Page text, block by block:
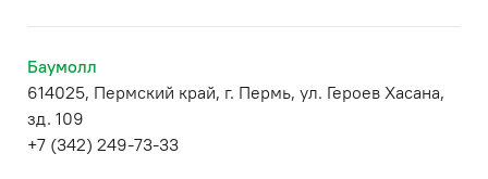
Баумолл
614025, Пермский край, г. Пермь, ул. Героев Хасана,
зд. 109
+7 (342) 249-73-33